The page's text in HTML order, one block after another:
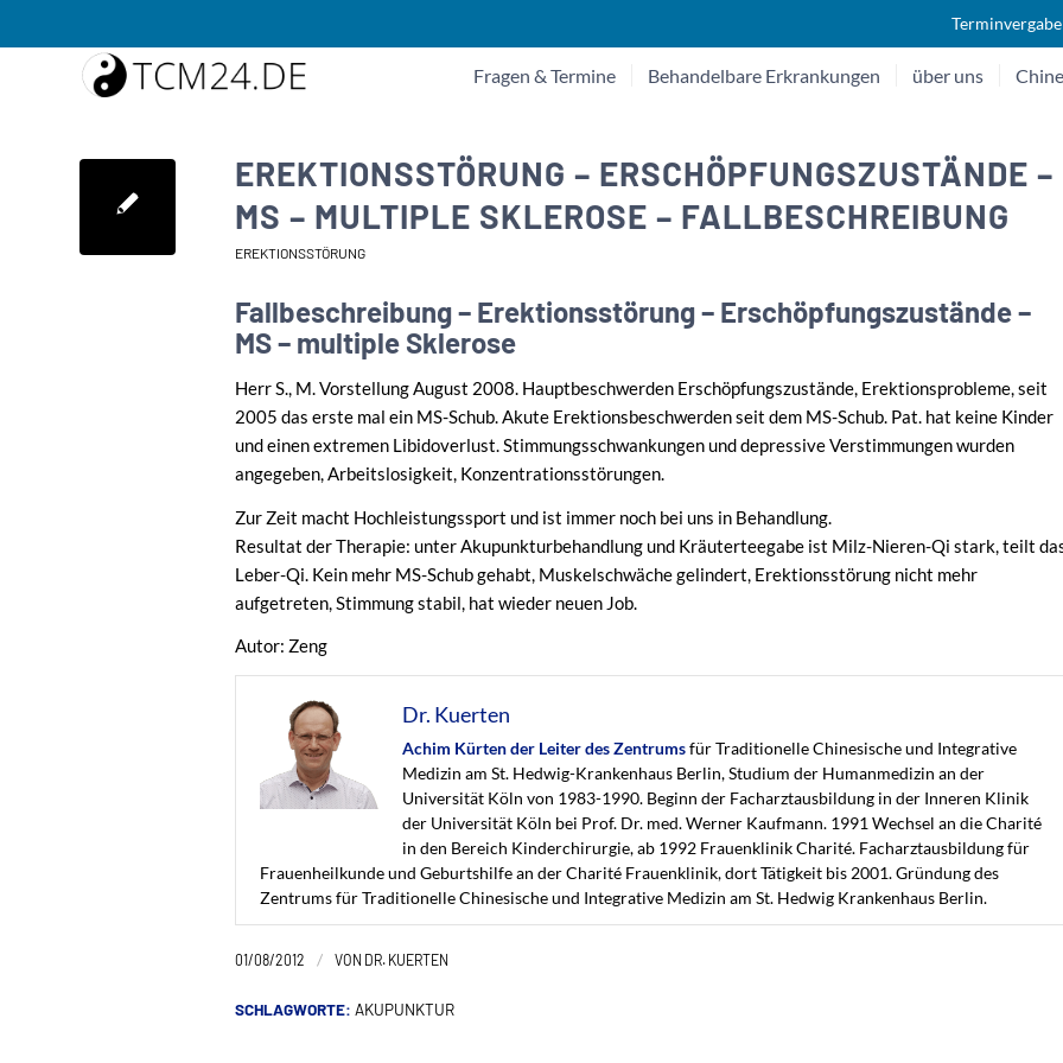
Fragen & Termine Behandelbare Erkrankungen über uns
EREKTIONSSTÖRUNG – ERSCHÖPFUNGSZUSTÄNDE –
MS – MULTIPLE SKLEROSE – FALLBESCHREIBUNG
EREKTIONSSTÖRUNG
Fallbeschreibung – Erektionsstörung – Erschöpfungszustände –
MS – multiple Sklerose
Herr S., M. Vorstellung August 2008. Hauptbeschwerden Erschöpfungszustände, Erektionsprobleme, seit
2005 das erste mal ein MS-Schub. Akute Erektionsbeschwerden seit dem MS-Schub. Pat. hat keine Kinder
und einen extremen Libidoverlust. Stimmungsschwankungen und depressive Verstimmungen wurden
angegeben, Arbeitslosigkeit, Konzentrationsstörungen.
Zur Zeit macht Hochleistungssport und ist immer noch bei uns in Behandlung.
Resultat der Therapie: unter Akupunkturbehandlung und Kräuterteegabe ist Milz-Nieren-Qi stark, teilt
Leber-Qi. Kein mehr MS-Schub gehabt, Muskelschwäche gelindert, Erektionsstörung nicht mehr
aufgetreten, Stimmung stabil, hat wieder neuen Job.
Autor: Zeng
Dr. Kuerten
Achim Kürten der Leiter des Zentrumsfür Traditionelle Chinesische und Integrative
Medizin am St. Hedwig-Krankenhaus Berlin, Studium der Humanmedizin an der
Universität Köln von 1983-1990. Beginn der Facharztausbildung in der Inneren Klinik
der Universität Köln bei Prof. Dr. med. Werner Kaufmann. 1991 Wechsel an die Charité
in den Bereich Kinderchirurgie, ab 1992 Frauenklinik Charité. Facharztausbildung für
Frauenheilkunde und Geburtshilfe an der Charité Frauenklinik, dort Tätigkeit bis 2001. Gründung des
Zentrums für Traditionelle Chinesische und Integrative Medizin am St. Hedwig Krankenhaus Berlin.
01/08/2012 / VON DR. KUERTEN
SCHLAGWORTE: AKUPUNKTUR